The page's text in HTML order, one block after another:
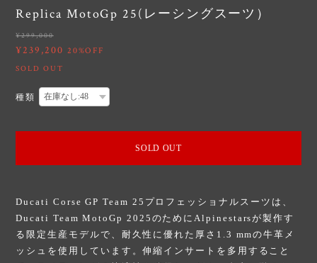
Replica MotoGp 25(レーシングスーツ）
¥299,000
¥239,200 20%OFF
SOLD OUT
種類
SOLD OUT
Ducati Corse GP Team 25プロフェッショナルスーツは、
Ducati Team MotoGp 2025のためにAlpinestarsが製作す
る限定生産モデルで、耐久性に優れた厚さ1.3 mmの牛革メ
ッシュを使用しています。伸縮インサートを多用すること